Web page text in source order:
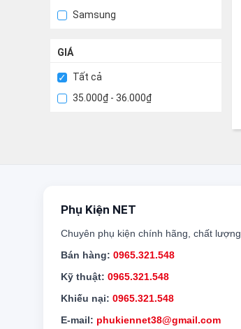
Samsung
GIÁ
Tất cả
35.000₫ - 36.000₫
Phụ Kiện NET
Chuyên phụ kiện chính hãng, chất lượng.
Bán hàng: 0965.321.548
Kỹ thuật: 0965.321.548
Khiếu nại: 0965.321.548
E-mail: phukiennet38@gmail.com